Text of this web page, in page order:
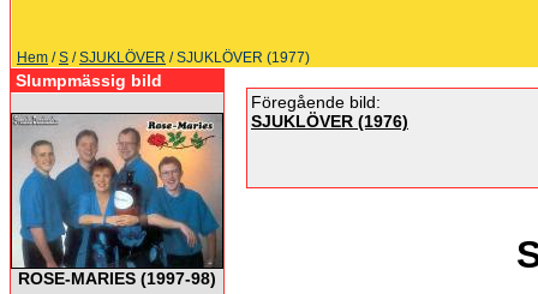
Hem /S /SJUKLÖVER / SJUKLÖVER (1977)
Slumpmässig bild
ROSE-MARIES (1997-98)
Föregående bild:
SJUKLÖVER (1976)